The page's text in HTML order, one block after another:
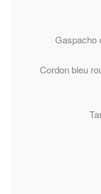
Gaspacho
Cordon bleu